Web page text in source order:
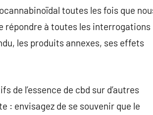
toutes les fois que
répondre à toutes les interrogations
les produits annexes, ses effets
l’essence de cbd sur d’autres
: envisagez de se souvenir que le